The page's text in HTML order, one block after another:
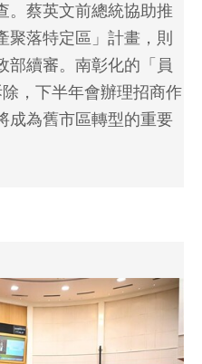
。蔡英文前總統協助推
聚落特定區」計畫，則
部續審。南彰化的「員
，下半年會辦理招商作
成為舊市區轉型的重要